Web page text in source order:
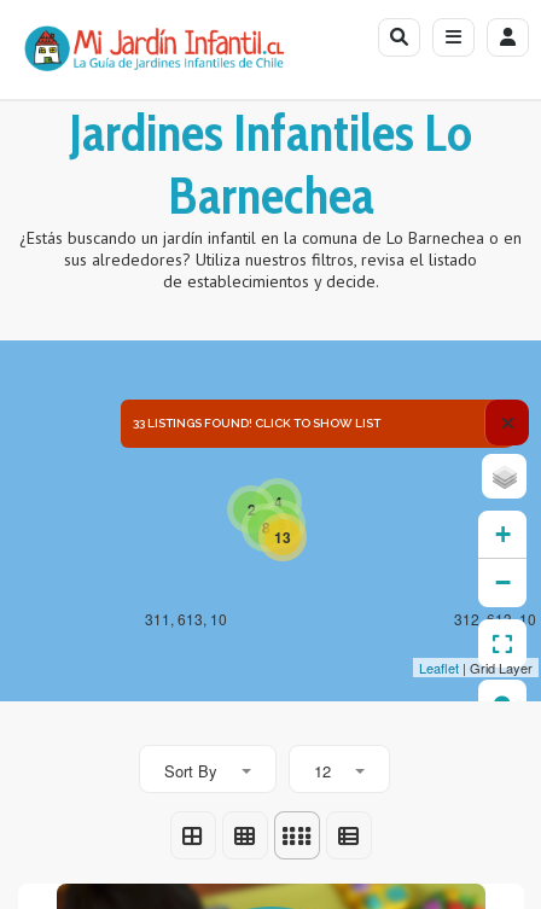
Jardines Infantiles Lo
Barnechea
¿Estás buscando un jardín infantil en la comuna de Lo Barnechea o en
sus alrededores? Utiliza nuestros filtros, revisa el listado
de establecimientos y decide.
311, 613, 10 312, 613, 10
2
4
8 6
13
+
−
Leaflet | Grid Layer
33 LISTINGS FOUND! CLICK TO SHOW LIST
Sort By 12